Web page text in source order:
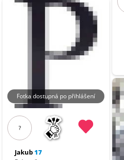
Fotka dostupná po přihlášení
?
Jakub17